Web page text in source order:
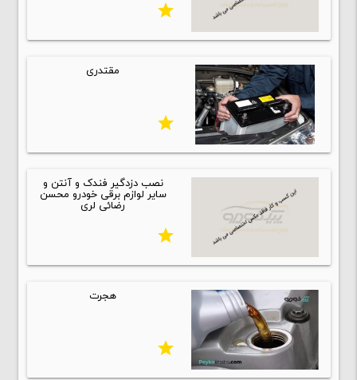
star
مقتدری
star
نصب دزدگیر فندک و آنتن و
سایر لوازم برقی خودرو محسن
رضائی لری
star
هجرت
star